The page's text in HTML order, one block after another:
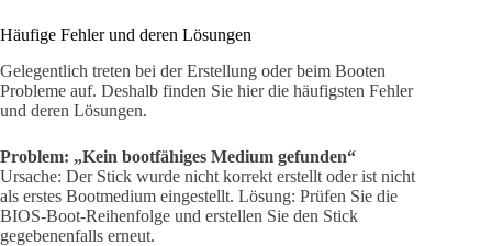
Häufige Fehler und deren Lösungen
Gelegentlich treten bei der Erstellung oder beim Booten
Probleme auf. Deshalb finden Sie hier die häufigsten Fehler
und deren Lösungen.
Problem: „Kein bootfähiges Medium gefunden“
Ursache: Der Stick wurde nicht korrekt erstellt oder ist nicht
als erstes Bootmedium eingestellt. Lösung: Prüfen Sie die
BIOS-Boot-Reihenfolge und erstellen Sie den Stick
gegebenenfalls erneut.